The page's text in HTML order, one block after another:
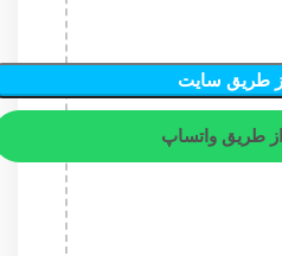
طریق سایت
طریق واتساپ